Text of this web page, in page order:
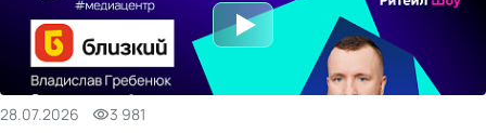
28.07.2026 3 981